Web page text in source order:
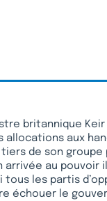
britannique
allocations aux
de son
arrivée au pouvoir
tous les partis
échouer le